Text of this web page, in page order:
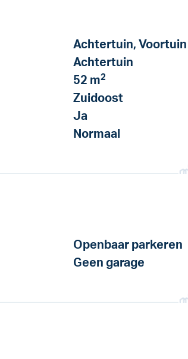
Achtertuin, Voortuin
Achtertuin
52 m2
Zuidoost
Ja
Normaal
Openbaar parkeren
Geen garage